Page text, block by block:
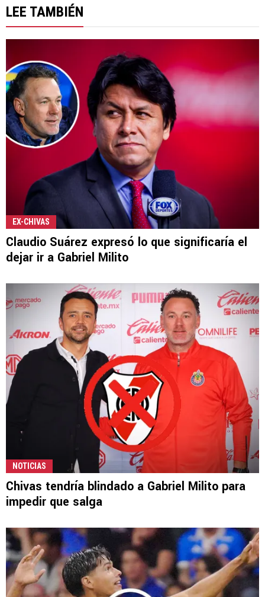
LEE TAMBIÉN
EX-CHIVAS
Claudio Suárez expresó lo que significaría el
dejar ir a Gabriel Milito
NOTICIAS
Chivas tendría blindado a Gabriel Milito para
impedir que salga